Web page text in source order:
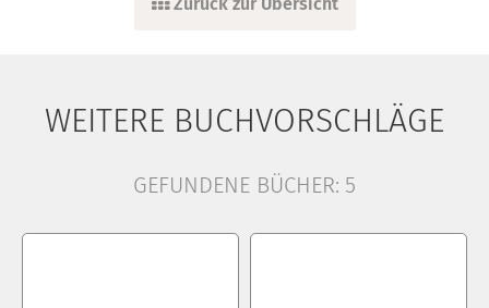
WEITERE BUCHVORSCHLÄGE
GEFUNDENE BÜCHER: 5